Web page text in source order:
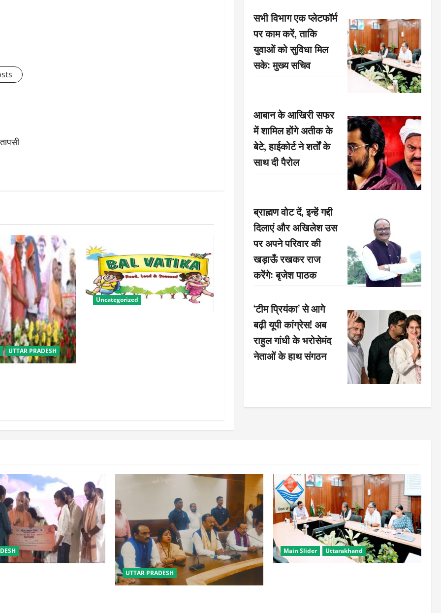
UTTAR PRADESH
Uncategorized
सभी विभाग एक प्लेटफॉर्म
पर काम करें, ताकि
युवाओं को सुविधा मिल
सके: मुख्य सचिव
आबान के आखिरी सफर
में शामिल होंगे अतीक के
बेटे, हाईकोर्ट ने शर्तों के
साथ दी पैरोल
ब्राह्मण वोट दें, इन्हें गद्दी
दिलाएं और अखिलेश उस
पर अपने परिवार की
खड़ाऊँ रखकर राज
करेंगे: बृजेश पाठक
‘टीम प्रियंका’ से आगे
बढ़ी यूपी कांग्रेस! अब
राहुल गांधी के भरोसेमंद
नेताओं के हाथ संगठन
UTTAR PRADESH
Main Slider Uttarakhand